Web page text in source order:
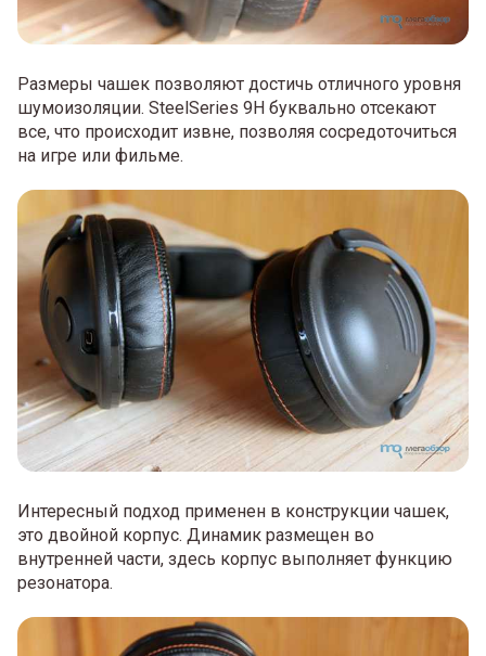
Размеры чашек позволяют достичь отличного уровня
шумоизоляции. SteelSeries 9H буквально отсекают
все, что происходит извне, позволяя сосредоточиться
на игре или фильме.
Интересный подход применен в конструкции чашек,
это двойной корпус. Динамик размещен во
внутренней части, здесь корпус выполняет функцию
резонатора.